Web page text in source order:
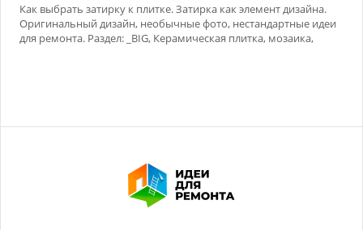
Как выбрать затирку к плитке. Затирка как элемент дизайна.
Оригинальный дизайн, необычные фото, нестандартные идеи
для ремонта. Раздел: _BIG, Керамическая плитка, мозаика,